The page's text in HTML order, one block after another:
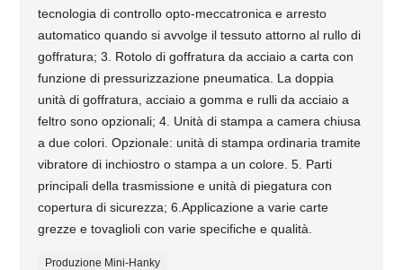
tecnologia di controllo opto-meccatronica e arresto
automatico quando si avvolge il tessuto attorno al rullo di
goffratura; 3. Rotolo di goffratura da acciaio a carta con
funzione di pressurizzazione pneumatica. La doppia
unità di goffratura, acciaio a gomma e rulli da acciaio a
feltro sono opzionali; 4. Unità di stampa a camera chiusa
a due colori. Opzionale: unità di stampa ordinaria tramite
vibratore di inchiostro o stampa a un colore. 5. Parti
principali della trasmissione e unità di piegatura con
copertura di sicurezza; 6.Applicazione a varie carte
grezze e tovaglioli con varie specifiche e qualità.
Produzione Mini-Hanky